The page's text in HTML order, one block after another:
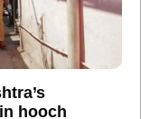
hooch